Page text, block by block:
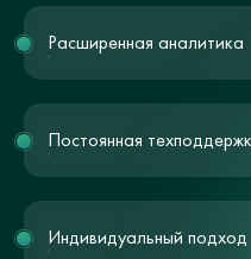
Расширенная аналитика
Постоянная
Индивидуальный подход